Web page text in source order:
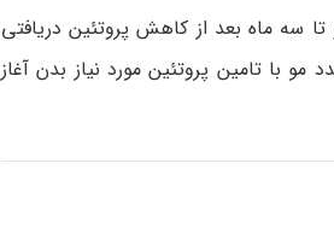
سه ماه بعد از کاهش پروتئین دریافتی
با تامین پروتئین مورد نیاز بدن آغاز